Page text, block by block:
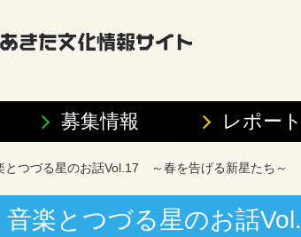
募集情報 レポート
つづる星のお話Vol.17 ～春を告げる新星たち～
楽とつづる星のお話